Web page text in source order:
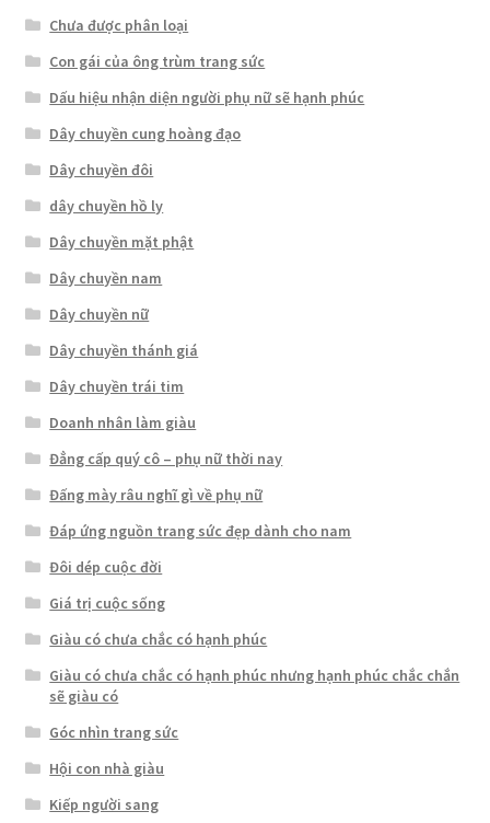
Chưa được phân loại
Con gái của ông trùm trang sức
Dấu hiệu nhận diện người phụ nữ sẽ hạnh phúc
Dây chuyền cung hoàng đạo
Dây chuyền đôi
dây chuyền hồ ly
Dây chuyền mặt phật
Dây chuyền nam
Dây chuyền nữ
Dây chuyền thánh giá
Dây chuyền trái tim
Doanh nhân làm giàu
Đẳng cấp quý cô – phụ nữ thời nay
Đấng mày râu nghĩ gì về phụ nữ
Đáp ứng nguồn trang sức đẹp dành cho nam
Đôi dép cuộc đời
Giá trị cuộc sống
Giàu có chưa chắc có hạnh phúc
Giàu có chưa chắc có hạnh phúc nhưng hạnh phúc chắc chắn
sẽ giàu có
Góc nhìn trang sức
Hội con nhà giàu
Kiếp người sang